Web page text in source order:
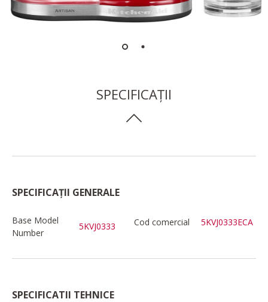
SPECIFICAȚII
SPECIFICAȚII GENERALE
Base Model
Number
5KVJ0333 Cod comercial 5KVJ0333ECA
SPECIFICATII TEHNICE